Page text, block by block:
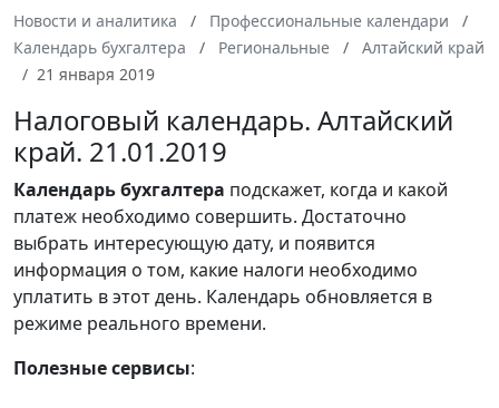
Новости и аналитика
Профессиональные календари
Календарь бухгалтера
Региональные
Алтайский край
21 января 2019
Налоговый календарь. Алтайский
край. 21.01.2019
Календарьбухгалтера подскажет, когда и какой
платеж необходимо совершить. Достаточно
выбрать интересующую дату, и появится
информация о том, какие налоги необходимо
уплатить в этот день. Календарь обновляется в
режиме реального времени.
Полезные сервисы: